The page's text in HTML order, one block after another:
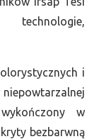
technologie,
i
w
bezbarwną